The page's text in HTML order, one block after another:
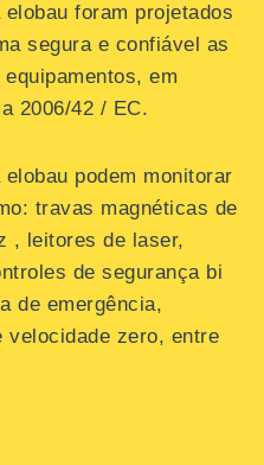
foram projetados
segura e confiável as
em
2006/42 / EC.
podem monitorar
travas magnéticas de
, leitores de laser,
de segurança bi
de emergência,
velocidade zero, entre